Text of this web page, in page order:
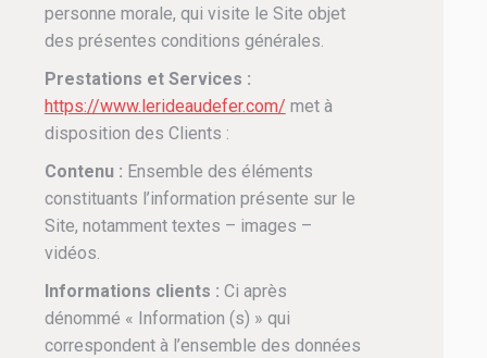
personne morale, qui visite le Site objet
des présentes conditions générales.
Prestations et Services :
https://www.lerideaudefer.com/ met à
disposition des Clients :
Contenu : Ensemble des éléments
constituants l’information présente sur le
Site, notamment textes – images –
vidéos.
Informations clients : Ci après
dénommé « Information (s) » qui
correspondent à l’ensemble des données